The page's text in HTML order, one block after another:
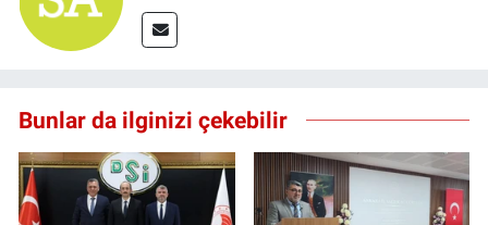
Bunlar da ilginizi çekebilir